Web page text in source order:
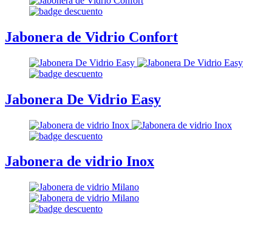
Jabonera de Vidrio Confort
Jabonera De Vidrio Easy
Jabonera de vidrio Inox